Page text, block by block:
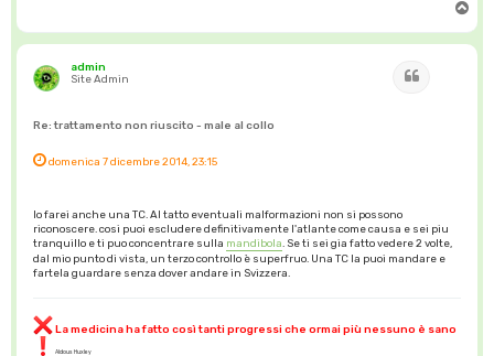
p
admin
Site Admin
Re: trattamento non riuscito - male al collo
domenica 7 dicembre 2014, 23:15
Io farei anche una TC. Al tatto eventuali malformazioni non si possono
riconoscere. cosi puoi escludere definitivamente l'atlante come causa e sei piu
tranquillo e ti puo concentrare sulla mandibola . Se ti sei gia fatto vedere 2 volte,
dal mio punto di vista, un terzo controllo è superfruo. Una TC la puoi mandare e
fartela guardare senza dover andare in Svizzera.
La medicina ha fatto così tanti progressi che ormai più nessuno è sano
Aldous Huxley